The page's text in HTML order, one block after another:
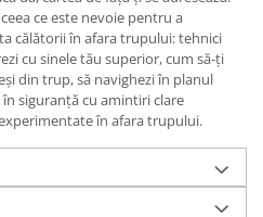
ce este nevoie pentru a
călătorii în afara trupului: tehnici
cu sinele tău superior, cum să-ţi
din trup, să navighezi în planul
siguranţă cu amintiri clare
în afara trupului.